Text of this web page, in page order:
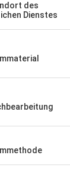
des
Dienstes